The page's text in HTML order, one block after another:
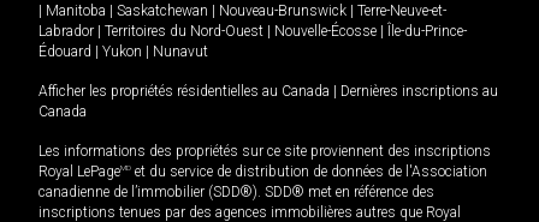
Manitoba Saskatchewan Nouveau-Brunswick
Terre-Neuve-et-
Labrador
Territoires du Nord-Ouest Nouvelle-Écosse
Île-du-Prince-
Édouard
Yukon Nunavut
Afficher les propriétés résidentielles au Canada
Dernières inscriptions au
Canada
Les informations des propriétés sur ce site proviennent des inscriptions
Royal LePageMD et du service de distribution de données de l'Association
canadienne de l’immobilier (SDD®). SDD® met en référence des
inscriptions tenues par des agences immobilières autres que Royal